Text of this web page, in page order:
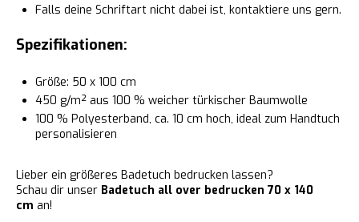
Falls deine Schriftart nicht dabei ist, kontaktiere uns gern.
Spezifikationen:
Größe: 50 x 100 cm
450 g/m² aus 100 % weicher türkischer Baumwolle
100 % Polyesterband, ca. 10 cm hoch, ideal zum Handtuch
personalisieren
Lieber ein größeres Badetuch bedrucken lassen?
Schau dir unser Badetuch all over bedrucken 70 x 140
cm an!